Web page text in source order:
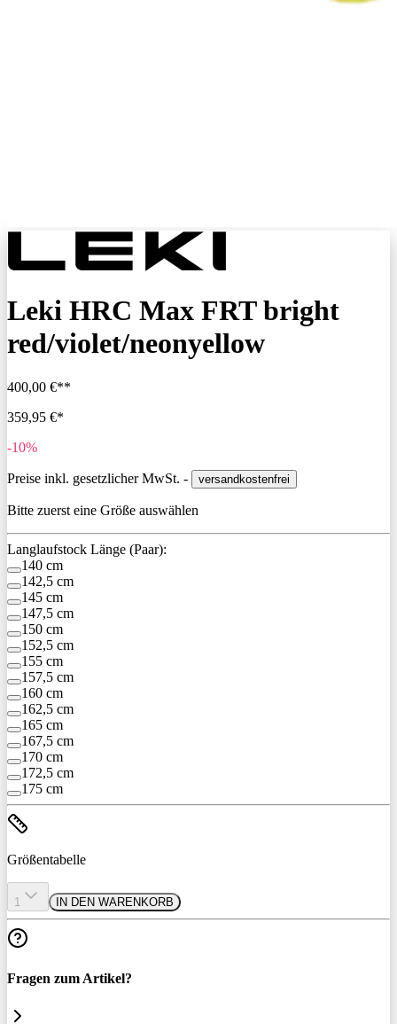
Leki HRC Max FRT bright
red/violet/neonyellow
400,00 €**
359,95 €*
-10%
Preise inkl. gesetzlicher MwSt. - versandkostenfrei
Bitte zuerst eine Größe auswählen
Langlaufstock Länge (Paar):
140 cm
142,5 cm
145 cm
147,5 cm
150 cm
152,5 cm
155 cm
157,5 cm
160 cm
162,5 cm
165 cm
167,5 cm
170 cm
172,5 cm
175 cm
Größentabelle
1 IN DEN WARENKORB
Fragen zum Artikel?